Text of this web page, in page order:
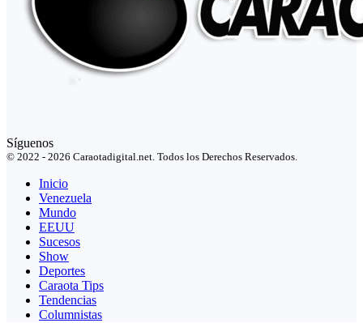
Síguenos
© 2022 - 2026 Caraotadigital.net. Todos los Derechos Reservados.
Inicio
Venezuela
Mundo
EEUU
Sucesos
Show
Deportes
Caraota Tips
Tendencias
Columnistas